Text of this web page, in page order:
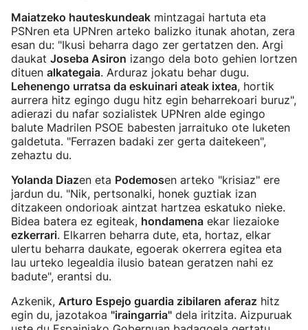
Maiatzeko hauteskundeak mintzagai hartuta eta
PSNren eta UPNren arteko balizko itunak ahotan, zera
esan du: "Ikusi beharra dago zer gertatzen den. Argi
daukat Joseba Asiron izango dela boto gehien lortzen
dituen alkategaia. Arduraz jokatu behar dugu.
Lehenengo urratsa da eskuinari ateak ixtea, hortik
aurrera hitz egingo dugu hitz egin beharrekoari buruz",
adierazi du nafar sozialistek UPNren alde egingo
balute Madrilen PSOE babesten jarraituko ote luketen
galdetuta. "Ferrazen badaki zer gerta daitekeen",
zehaztu du.
Yolanda Diazen eta Podemosen arteko "krisiaz" ere
jardun du. "Nik, pertsonalki, honek guztiak izan
ditzakeen ondorioak aintzat hartzea eskatuko nieke.
Bidea batera ez egiteak, hondamena ekar liezaioke
ezkerrari. Elkarren beharra dute, eta, hortaz, elkar
ulertu beharra daukate, egoerak okerrera egitea eta
lau urteko legealdia ilusio batean geratzen nahi ez
badute", erantsi du.
Azkenik, Arturo Espejo guardia zibilaren aferaz hitz
egin du, jazotakoa "iraingarria" dela iritzita. Aizpuruak